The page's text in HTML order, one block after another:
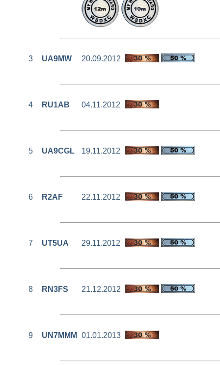
3 UA9MW 20.09.2012
4 RU1AB 04.11.2012
5 UA9CGL 19.11.2012
6 R2AF 22.11.2012
7 UT5UA 29.11.2012
8 RN3FS 21.12.2012
9 UN7MMM 01.01.2013